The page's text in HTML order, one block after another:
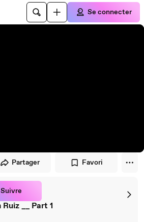
Se connecter
Partager Favori
Suivre
David Haye Vs John Ruiz __ Part 1